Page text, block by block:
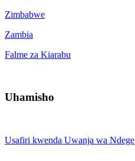
Zimbabwe
Zambia
Falme za Kiarabu
Uhamisho
Usafiri kwenda Uwanja wa Ndege